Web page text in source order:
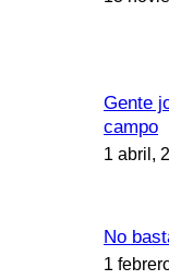
Gente
campo
1 abril,
No
1